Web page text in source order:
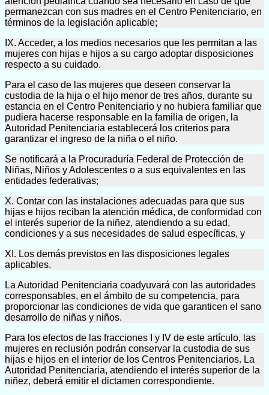
permanezcan con sus madres en el Centro Penitenciario, en
términos de la legislación aplicable;
IX. Acceder, a los medios necesarios que les permitan a las
mujeres con hijas e hijos a su cargo adoptar disposiciones
respecto a su cuidado.
Para el caso de las mujeres que deseen conservar la
custodia de la hija o el hijo menor de tres años, durante su
estancia en el Centro Penitenciario y no hubiera familiar que
pudiera hacerse responsable en la familia de origen, la
Autoridad Penitenciaria establecerá los criterios para
garantizar el ingreso de la niña o el niño.
Se notificará a la Procuraduría Federal de Protección de
Niñas, Niños y Adolescentes o a sus equivalentes en las
entidades federativas;
X. Contar con las instalaciones adecuadas para que sus
hijas e hijos reciban la atención médica, de conformidad con
el interés superior de la niñez, atendiendo a su edad,
condiciones y a sus necesidades de salud específicas, y
XI. Los demás previstos en las disposiciones legales
aplicables.
La Autoridad Penitenciaria coadyuvará con las autoridades
corresponsables, en el ámbito de su competencia, para
proporcionar las condiciones de vida que garanticen el sano
desarrollo de niñas y niños.
Para los efectos de las fracciones I y IV de este artículo, las
mujeres en reclusión podrán conservar la custodia de sus
hijas e hijos en el interior de los Centros Penitenciarios. La
Autoridad Penitenciaria, atendiendo el interés superior de la
niñez, deberá emitir el dictamen correspondiente.